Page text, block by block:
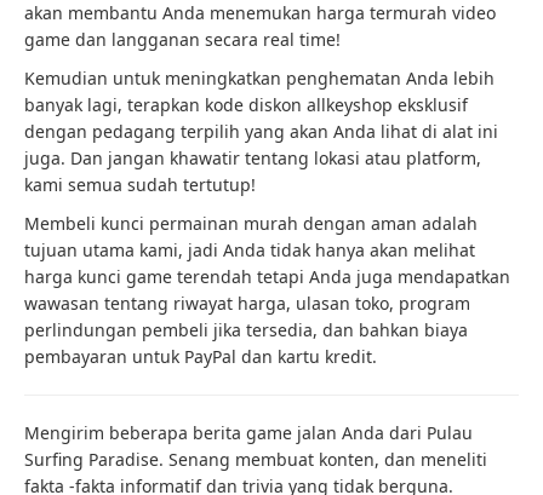
akan membantu Anda menemukan harga termurah video
game dan langganan secara real time!
Kemudian untuk meningkatkan penghematan Anda lebih
banyak lagi, terapkan kode diskon allkeyshop eksklusif
dengan pedagang terpilih yang akan Anda lihat di alat ini
juga. Dan jangan khawatir tentang lokasi atau platform,
kami semua sudah tertutup!
Membeli kunci permainan murah dengan aman adalah
tujuan utama kami, jadi Anda tidak hanya akan melihat
harga kunci game terendah tetapi Anda juga mendapatkan
wawasan tentang riwayat harga, ulasan toko, program
perlindungan pembeli jika tersedia, dan bahkan biaya
pembayaran untuk PayPal dan kartu kredit.
Mengirim beberapa berita game jalan Anda dari Pulau
Surfing Paradise. Senang membuat konten, dan meneliti
fakta -fakta informatif dan trivia yang tidak berguna.